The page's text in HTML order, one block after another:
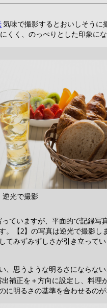
気味で撮影するとおいしそうに
く、のっぺりとした印象にな
逆光で撮影
ていますが、平面的で記録写
。【2】の写真は逆光で撮影し
てみずみずしさが引き立って
、思うような明るさにならな
補正を＋方向に設定し、料理
明るさの基準を合わせるのが